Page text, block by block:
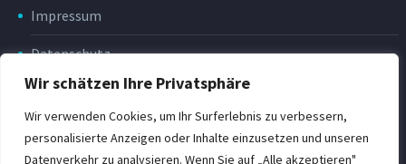
Wir schätzen Ihre Privatsphäre
Wir verwenden Cookies, um Ihr Surferlebnis zu verbessern,
personalisierte Anzeigen oder Inhalte einzusetzen und unseren
Datenverkehr zu analysieren. Wenn Sie auf „Alle akzeptieren"
Impressum
Datenschutz
Disclaimer
Rückgabe & Erstattung